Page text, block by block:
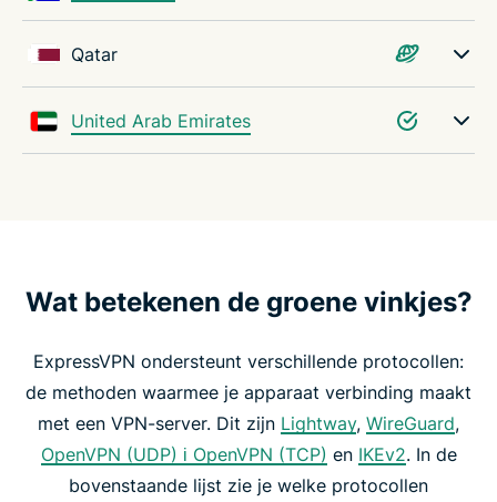
Qatar
United Arab Emirates
Wat betekenen de groene vinkjes?
ExpressVPN ondersteunt verschillende protocollen:
de methoden waarmee je apparaat verbinding maakt
met een VPN-server. Dit zijn Lightway, WireGuard,
OpenVPN (UDP) і OpenVPN (TCP) en IKEv2. In de
bovenstaande lijst zie je welke protocollen